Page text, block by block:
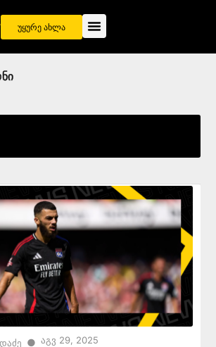
უყურე ახლა
● Აგვ 29, 2025